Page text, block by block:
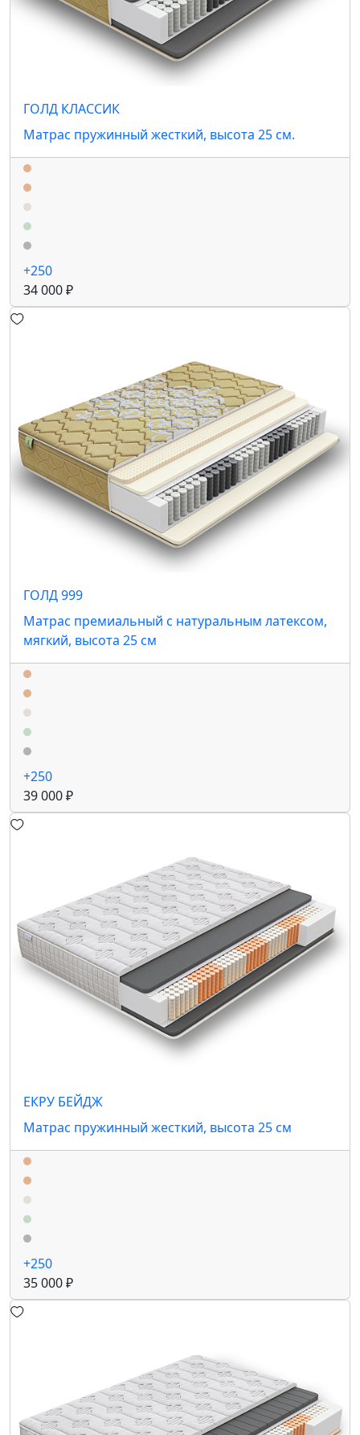
ГОЛД КЛАССИК
Матрас пружинный жесткий, высота 25 см.
+250
34 000 ₽
ГОЛД 999
Матрас премиальный с натуральным латексом,
мягкий, высота 25 см
+250
39 000 ₽
ЕКРУ БЕЙДЖ
Матрас пружинный жесткий, высота 25 см
+250
35 000 ₽